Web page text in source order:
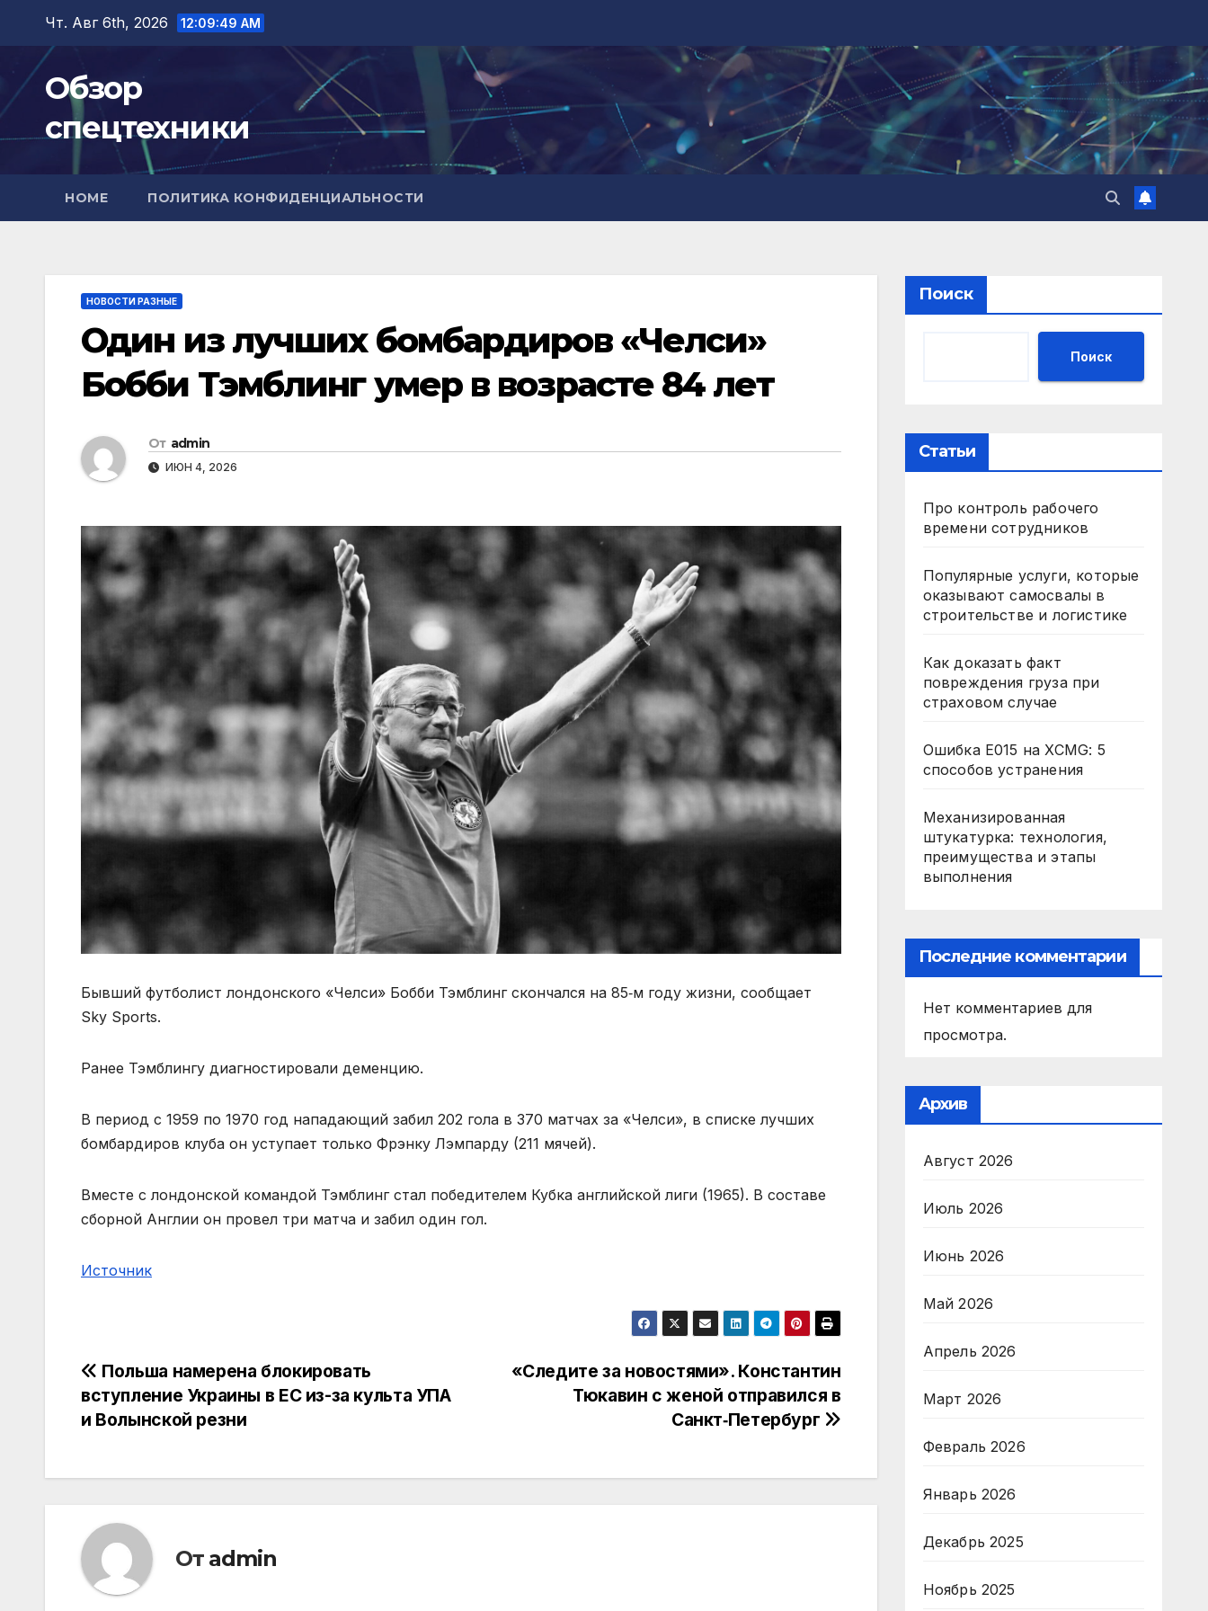
Перейти
содержимому
Чт. Авг 6th, 2026 12:09:51 AM
Обзор
спецтехники
HOME ПОЛИТИКА КОНФИДЕНЦИАЛЬНОСТИ
НОВОСТИ РАЗНЫЕ
Один из лучших бомбардиров «Челси»
Бобби Тэмблинг умер в возрасте 84 лет
От admin
ИЮН 4, 2026
Бывший футболист лондонского «Челси» Бобби Тэмблинг скончался на 85‑м году жизни, сообщает
Sky Sports.
Ранее Тэмблингу диагностировали деменцию.
В период с 1959 по 1970 год нападающий забил 202 гола в 370 матчах за «Челси», в списке лучших
бомбардиров клуба он уступает только Фрэнку Лэмпарду (211 мячей).
Вместе с лондонской командой Тэмблинг стал победителем Кубка английской лиги (1965). В составе
сборной Англии он провел три матча и забил один гол.
Источник
Навигация
по
«Следите за новостями». Константин
Тюкавин с женой отправился в
Санкт‑Петербург
Польша намерена блокировать
вступление Украины в ЕС из-за культа УПА
и Волынской резни
От admin
Поиск
Поиск
Статьи
Про контроль рабочего
времени сотрудников
Популярные услуги, которые
оказывают самосвалы в
строительстве и логистике
Как доказать факт
повреждения груза при
страховом случае
Ошибка E015 на XCMG: 5
способов устранения
Механизированная
штукатурка: технология,
преимущества и этапы
выполнения
Последние комментарии
Нет комментариев для
просмотра.
Архив
Август 2026
Июль 2026
Июнь 2026
Май 2026
Апрель 2026
Март 2026
Февраль 2026
Январь 2026
Декабрь 2025
Ноябрь 2025